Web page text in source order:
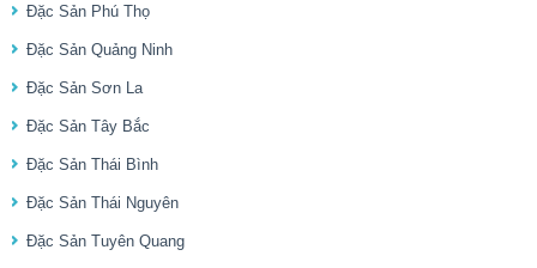
Đặc Sản Phú Thọ
Đặc Sản Quảng Ninh
Đặc Sản Sơn La
Đặc Sản Tây Bắc
Đặc Sản Thái Bình
Đặc Sản Thái Nguyên
Đặc Sản Tuyên Quang